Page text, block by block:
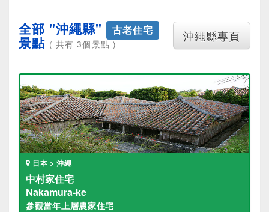
沖繩縣專頁
全部 "沖繩縣" 古老住宅
景點 ( 共有 3個景點 )
日本 > 沖繩
中村家住宅
Nakamura-ke
參觀當年上層農家住宅